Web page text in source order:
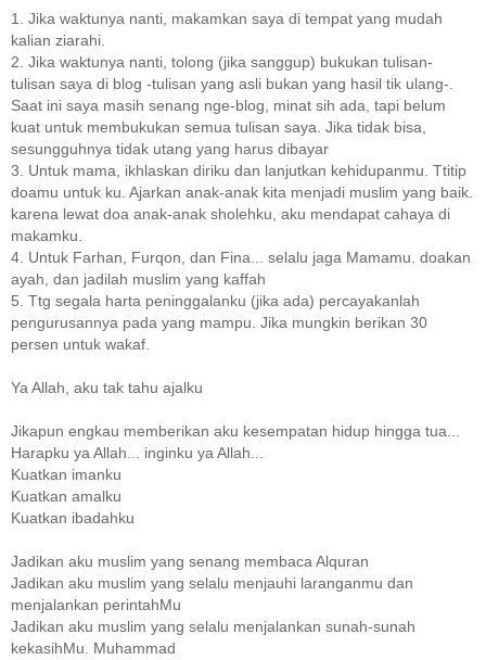
1. Jika waktunya nanti, makamkan saya di tempat yang mudah
kalian ziarahi.
2. Jika waktunya nanti, tolong (jika sanggup) bukukan tulisan-
tulisan saya di blog -tulisan yang asli bukan yang hasil tik ulang-.
Saat ini saya masih senang nge-blog, minat sih ada, tapi belum
kuat untuk membukukan semua tulisan saya. Jika tidak bisa,
sesungguhnya tidak utang yang harus dibayar
3. Untuk mama, ikhlaskan diriku dan lanjutkan kehidupanmu. Ttitip
doamu untuk ku. Ajarkan anak-anak kita menjadi muslim yang baik.
karena lewat doa anak-anak sholehku, aku mendapat cahaya di
makamku.
4. Untuk Farhan, Furqon, dan Fina... selalu jaga Mamamu. doakan
ayah, dan jadilah muslim yang kaffah
5. Ttg segala harta peninggalanku (jika ada) percayakanlah
pengurusannya pada yang mampu. Jika mungkin berikan 30
persen untuk wakaf.
Ya Allah, aku tak tahu ajalku
Jikapun engkau memberikan aku kesempatan hidup hingga tua...
Harapku ya Allah... inginku ya Allah...
Kuatkan imanku
Kuatkan amalku
Kuatkan ibadahku
Jadikan aku muslim yang senang membaca Alquran
Jadikan aku muslim yang selalu menjauhi laranganmu dan
menjalankan perintahMu
Jadikan aku muslim yang selalu menjalankan sunah-sunah
kekasihMu. Muhammad